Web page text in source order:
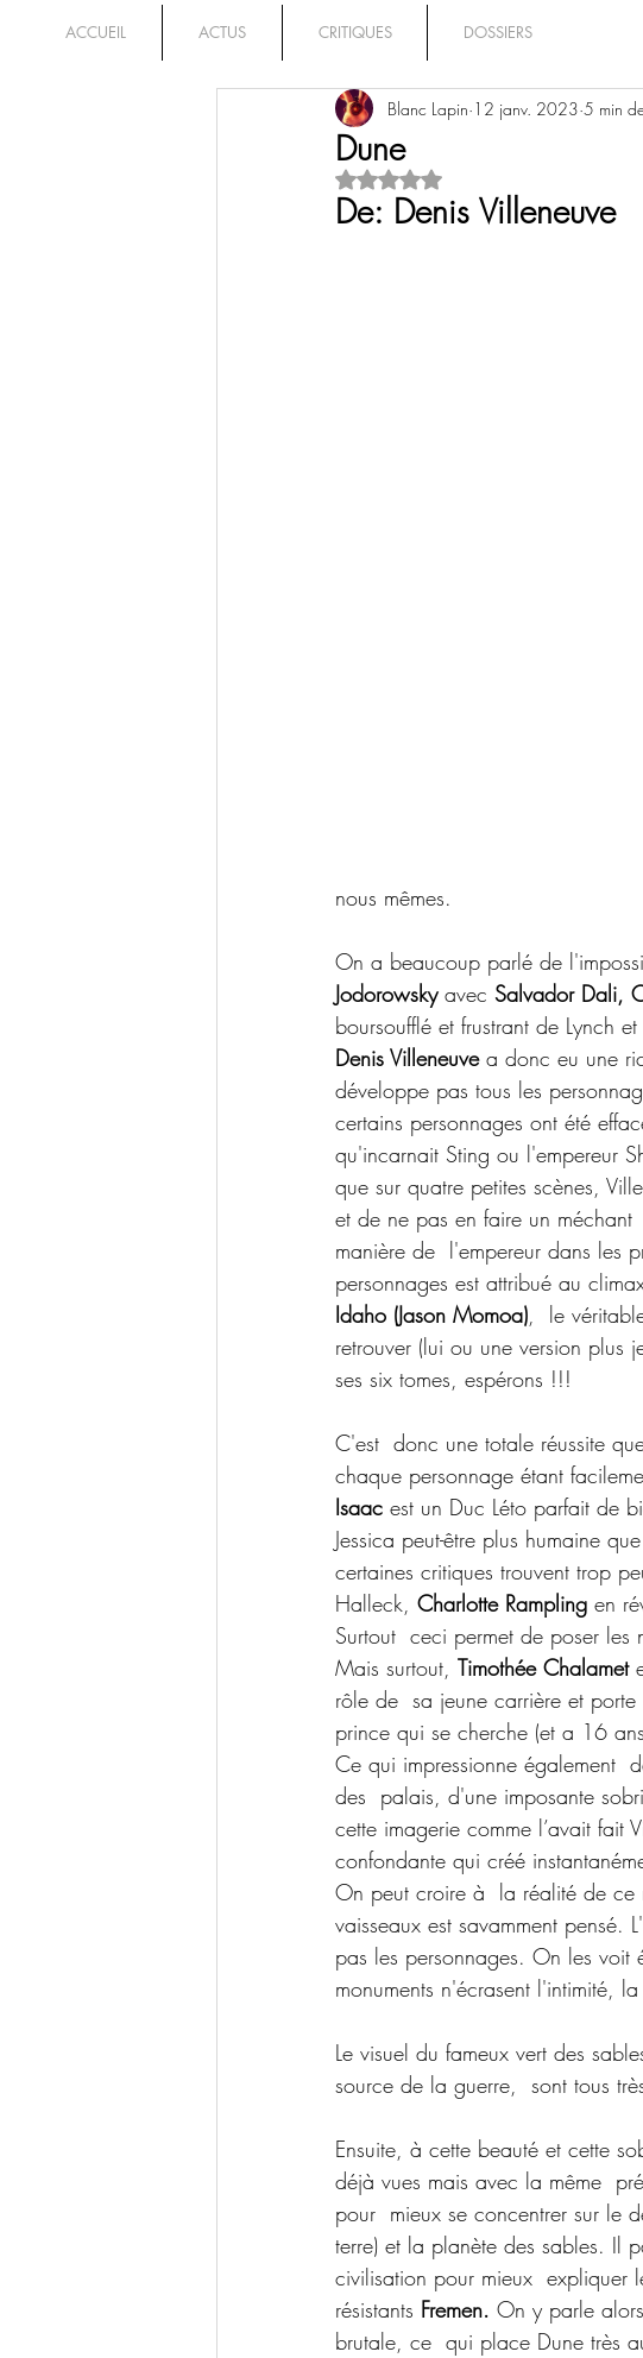
ACCUEIL ACTUS CRITIQUES DOSSIERS
Dune
Blanc Lapin 12 janv. 2023 5 min
Noté NaN étoiles sur 5.
De: Denis Villeneuve
nous mêmes.
On a beaucoup parlé de
Jodorowsky avec Salvador Dali,
boursoufflé et frustrant de Lynch
Denis Villeneuve a donc eu une
développe pas tous les
certains personnages ont été
qu'incarnait Sting ou l'empereur
que sur quatre petites scènes,
et de ne pas en faire un
manière de  l'empereur dans les
personnages est attribué au
Idaho (Jason Momoa),  le
retrouver (lui ou une version plus
ses six tomes, espérons !!!
C'est  donc une totale réussite
chaque personnage étant
Isaac est un Duc Léto parfait de
Jessica peut-être plus humaine
certaines critiques trouvent trop
Halleck, Charlotte Rampling en
Surtout  ceci permet de poser
Mais surtout, Timothée Chalamet
rôle de  sa jeune carrière et
prince qui se cherche (et a 16
Ce qui impressionne également
des  palais, d'une imposante
cette imagerie comme l’avait fait
confondante qui créé
On peut croire à  la réalité de ce
vaisseaux est savamment pensé.
pas les personnages. On les voit
monuments n'écrasent l'intimité,
Le visuel du fameux vert des
source de la guerre,  sont tous
Ensuite, à cette beauté et cette
déjà vues mais avec la même
pour  mieux se concentrer sur le
terre) et la planète des sables. Il
civilisation pour mieux  expliquer
résistants Fremen. On y parle
brutale, ce  qui place Dune très